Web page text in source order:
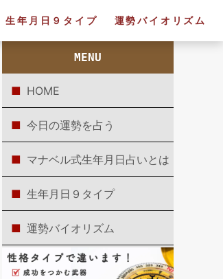
生年月日９タイプ 運勢バイオリズム
MENU
HOME
今日の運勢を占う
マナベル式生年月日占いとは
生年月日９タイプ
運勢バイオリズム